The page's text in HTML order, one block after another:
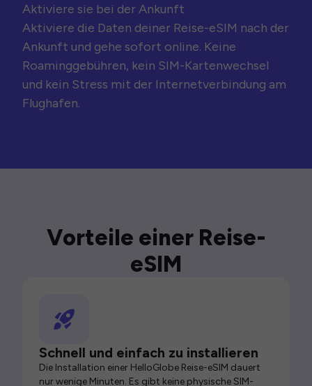
Aktiviere sie bei der Ankunft
Aktiviere die Daten deiner Reise-eSIM nach der
Ankunft und gehe sofort online. Keine
Roaminggebühren, kein SIM-Kartenwechsel
und kein Stress mit der Internetverbindung am
Flughafen.
Vorteile einer Reise-
eSIM
Schnell und einfach zu installieren
Die Installation einer HelloGlobe Reise-eSIM dauert
nur wenige Minuten. Es gibt keine physische SIM-